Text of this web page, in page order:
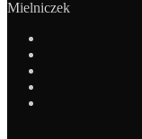
Mielniczek